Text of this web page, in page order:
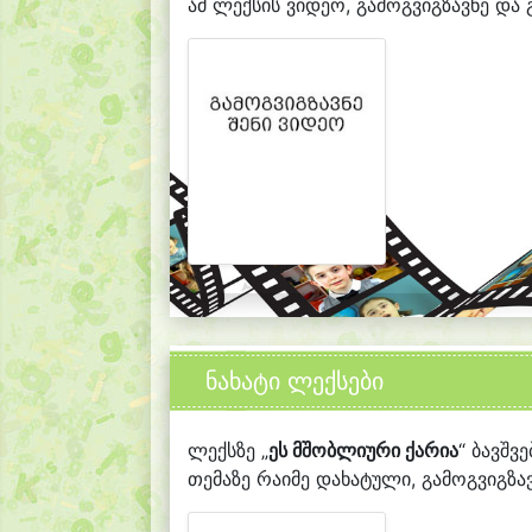
ამ ლექსის ვიდეო, გამოგვიგზავნე და
ნახატი ლექსები
ლექსზე „ეს მშობლიური ქარია“
თემაზე რაიმე დახატული,